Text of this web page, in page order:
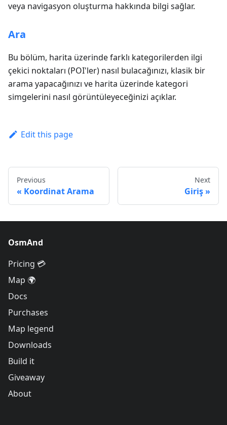
veya navigasyon oluşturma hakkında bilgi sağlar.
Ara
Bu bölüm, harita üzerinde farklı kategorilerden ilgi
çekici noktaları (POI'ler) nasıl bulacağınızı, klasik bir
arama yapacağınızı ve harita üzerinde kategori
simgelerini nasıl görüntüleyeceğinizi açıklar.
Edit this page
Previous
Koordinat Arama
Next
Giriş
OsmAnd
Pricing 💳
Map 🌍
Docs
Purchases
Map legend
Downloads
Build it
Giveaway
About